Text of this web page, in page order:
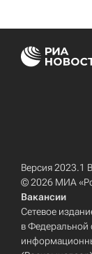
Версия 2023.1
© 2026 МИА
Вакансии
Сетевое
в Федеральной